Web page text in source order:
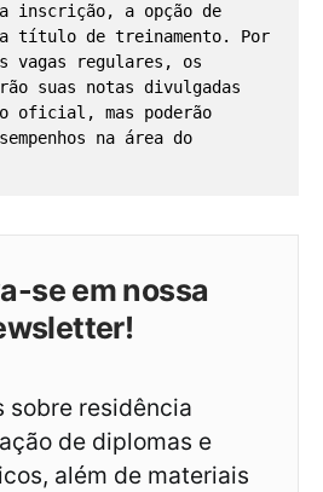
inscrição, a opção de
título de treinamento. Por
vagas regulares, os
suas notas divulgadas
oficial, mas poderão
na área do
se em nossa
sobre residência
de diplomas e
além de materiais